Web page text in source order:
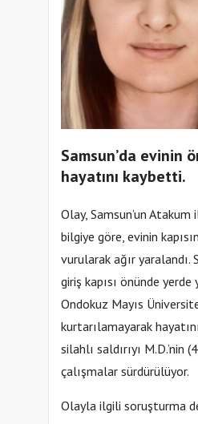
Samsun’da evinin
hayatını kaybetti.
Olay, Samsun’un
bilgiye göre, evinin
vurularak ağır yaralandı.
giriş kapısı önünde
Ondokuz Mayıs
kurtarılamayarak
silahlı saldırıyı
çalışmalar sürdürülüyor.
Olayla ilgili soruşturma